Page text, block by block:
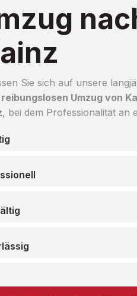
Sie sich auf unsere
reibungslosen Umzug von
, bei dem Professionalität an